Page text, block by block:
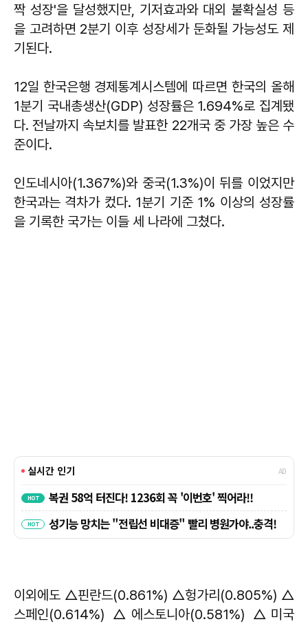
짝 성장'을 달성했지만, 기저효과와 대외 불확실성 등
을 고려하면 2분기 이후 성장세가 둔화될 가능성도 제
기된다.
12일 한국은행 경제통계시스템에 따르면 한국의 올해
1분기 국내총생산(GDP) 성장률은 1.694%로 집계됐
다. 전날까지 속보치를 발표한 22개국 중 가장 높은 수
준이다.
인도네시아(1.367%)와 중국(1.3%)이 뒤를 이었지만
한국과는 격차가 컸다. 1분기 기준 1% 이상의 성장률
을 기록한 국가는 이들 세 나라에 그쳤다.
이외에도 △핀란드(0.861%) △헝가리(0.805%) △
스페인(0.614%) △에스토니아(0.581%) △미국